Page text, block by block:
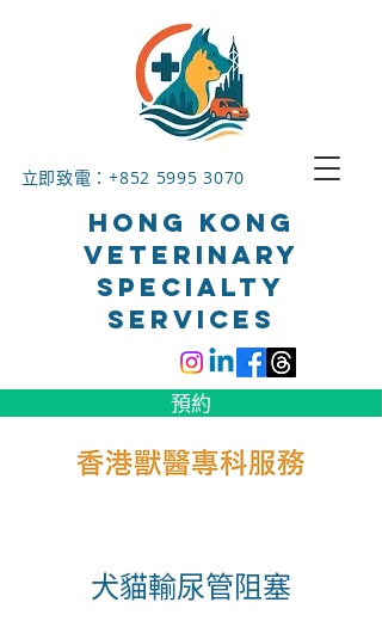
立即致電：+852 5995 3070
HONG KONG
VETERINARY
SPECIALTY
SERVICES
預約
犬貓輸尿管阻塞